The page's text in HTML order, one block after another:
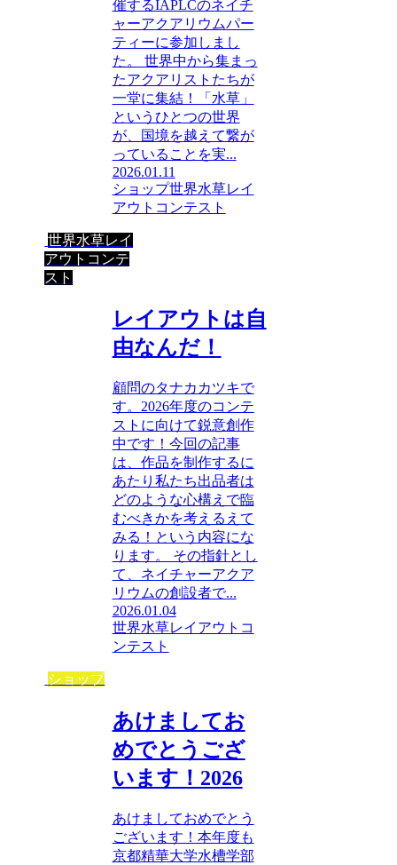
催するIAPLCのネイチ
ャーアクアリウムパー
ティーに参加しまし
た。 世界中から集まっ
たアクアリストたちが
一堂に集結！「水草」
というひとつの世界
が、国境を越えて繋が
っていることを実...
2026.01.11
ショップ世界水草レイ
アウトコンテスト
世界水草レイ
アウトコンテ
スト
レイアウトは自
由なんだ！
顧問のタナカカツキで
す。2026年度のコンテ
ストに向けて鋭意創作
中です！今回の記事
は、作品を制作するに
あたり私たち出品者は
どのような心構えで臨
むべきかを考えるえて
みる！という内容にな
ります。 その指針とし
て、ネイチャーアクア
リウムの創設者で...
2026.01.04
世界水草レイアウトコ
ンテスト
ショップ
あけましてお
めでとうござ
います！2026
あけましておめでとう
ございます！本年度も
京都精華大学水槽学部